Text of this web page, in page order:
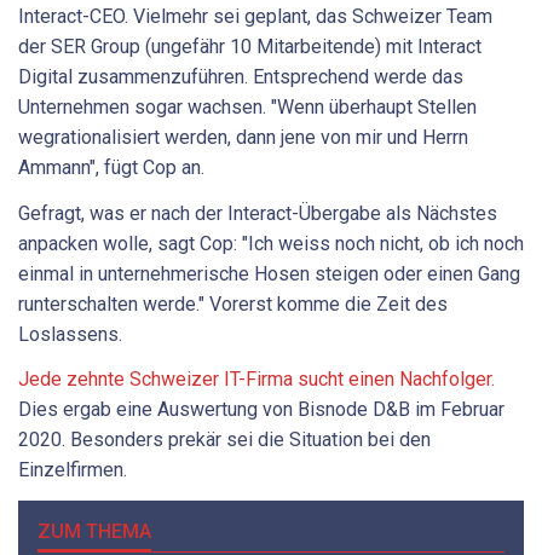
Interact-CEO. Vielmehr sei geplant, das Schweizer Team
der SER Group (ungefähr 10 Mitarbeitende) mit Interact
Digital zusammenzuführen. Entsprechend werde das
Unternehmen sogar wachsen. "Wenn überhaupt Stellen
wegrationalisiert werden, dann jene von mir und Herrn
Ammann", fügt Cop an.
Gefragt, was er nach der Interact-Übergabe als Nächstes
anpacken wolle, sagt Cop: "Ich weiss noch nicht, ob ich noch
einmal in unternehmerische Hosen steigen oder einen Gang
runterschalten werde." Vorerst komme die Zeit des
Loslassens.
Jede zehnte Schweizer IT-Firma sucht einen Nachfolger.
Dies ergab eine Auswertung von Bisnode D&B im Februar
2020. Besonders prekär sei die Situation bei den
Einzelfirmen.
ZUM THEMA